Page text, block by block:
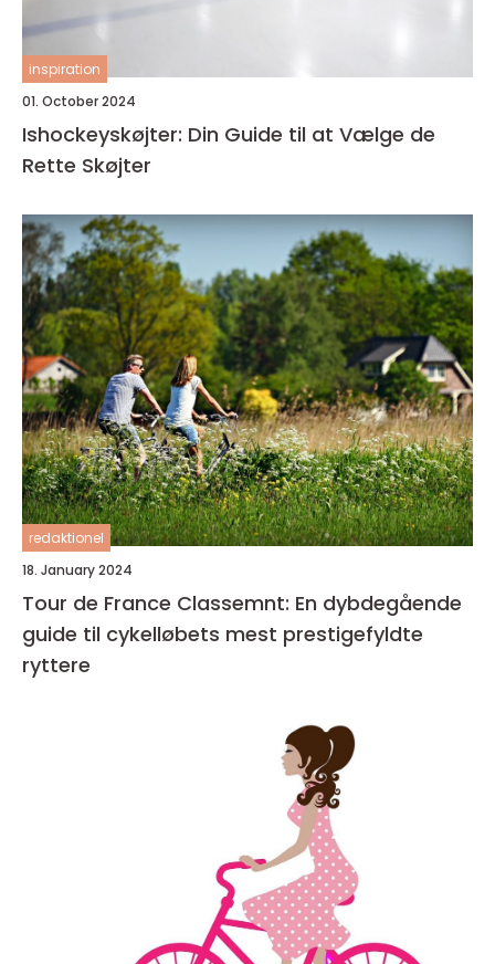
inspiration
01. October 2024
Ishockeyskøjter: Din Guide til at Vælge de
Rette Skøjter
redaktionel
18. January 2024
Tour de France Classemnt: En dybdegående
guide til cykelløbets mest prestigefyldte
ryttere